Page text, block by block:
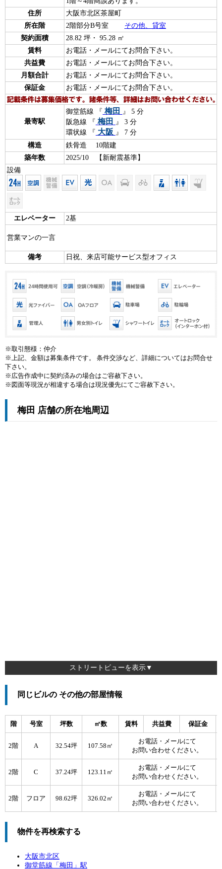
住所
大阪市北区茶屋町
所在階
2階部分B号室 その他、貸室
契約面積
28.82 坪・ 95.28 ㎡
賃料
お電話・メールにてお問合下さい。
共益費
お電話・メールにてお問合下さい。
月額合計
お電話・メールにてお問合下さい。
保証金
お電話・メールにてお問合下さい。
最寄駅
御堂筋線 『 梅田
』 5 分
阪急線 『 梅田
』 3 分
環状線 『 大阪 』 7 分
構造
鉄骨造 10階建
築年数
2025/10 【新耐震基準】
設備
エレベーター 2基
営業マンの一言
備考 日祝、来店可能サービス型オフィス
※取引態様：仲介
※上記、金額は募集条件です。 条件交渉など、詳細についてはお問合せ
下さい。
※広告作成中に契約済みの場合はご容赦下さい。
※図面等現況が相違する場合は現況優先にてご容赦下さい。
梅田 店舗の所在地周辺
ストリートビューを表示▼
同じビルの その他の部屋情報
階 号室 坪数 ㎡数 賃料 共益費 保証金
2階 A 32.54坪 107.58㎡
お電話・メールにて
お問い合わせください。
2階 C 37.24坪 123.11㎡
お電話・メールにて
お問い合わせください。
2階 フロア 98.62坪 326.02㎡
お電話・メールにて
お問い合わせください。
物件を再検索する
大阪市北区
御堂筋線「 梅田 」駅